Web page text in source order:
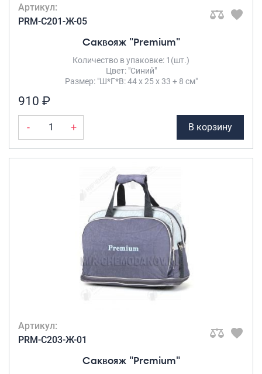
Артикул:
PRM-C201-Ж-05
Саквояж "Premium"
Количество в упаковке: 1(шт.)
Цвет: "Синий"
Размер: "Ш*Г*В: 44 х 25 х 33 + 8 см"
910 ₽
- + В корзину
Артикул:
PRM-C203-Ж-01
Саквояж "Premium"